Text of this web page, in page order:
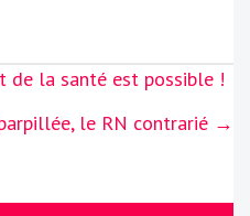
de la santé est possible !
le RN contrarié →